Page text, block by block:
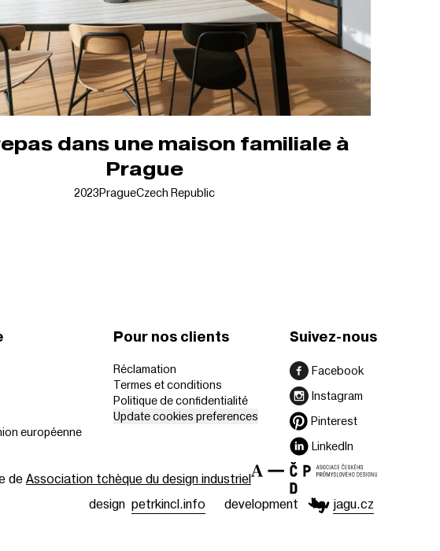
dans une maison familiale à
Prague
2023PragueCzech Republic
européenne
Pour nos clients
Réclamation
Termes et conditions
Politique de confidentialité
Update cookies preferences
Suivez-nous
Facebook
Instagram
Pinterest
LinkedIn
deAssociation tchèque du design industriel
design petrkincl.info development jagu.cz